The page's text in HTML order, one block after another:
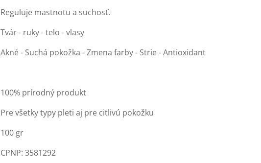
Reguluje mastnotu a suchosť.
Tvár - ruky - telo - vlasy
Akné - Suchá pokožka - Zmena farby - Strie - Antioxidant
100% prírodný produkt
Pre všetky typy pleti aj pre citlivú pokožku
100 gr
CPNP: 3581292